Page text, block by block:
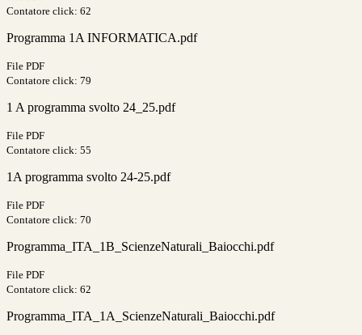
Contatore click: 62
Programma 1A INFORMATICA.pdf
File PDF
Contatore click: 79
1 A programma svolto 24_25.pdf
File PDF
Contatore click: 55
1A programma svolto 24-25.pdf
File PDF
Contatore click: 70
Programma_ITA_1B_ScienzeNaturali_Baiocchi.pdf
File PDF
Contatore click: 62
Programma_ITA_1A_ScienzeNaturali_Baiocchi.pdf